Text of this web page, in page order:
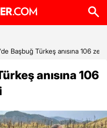
Başbuğ Türkeş anısına 106
anısına 106